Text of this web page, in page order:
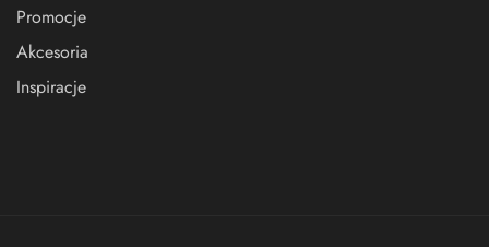
Promocje
Akcesoria
Inspiracje